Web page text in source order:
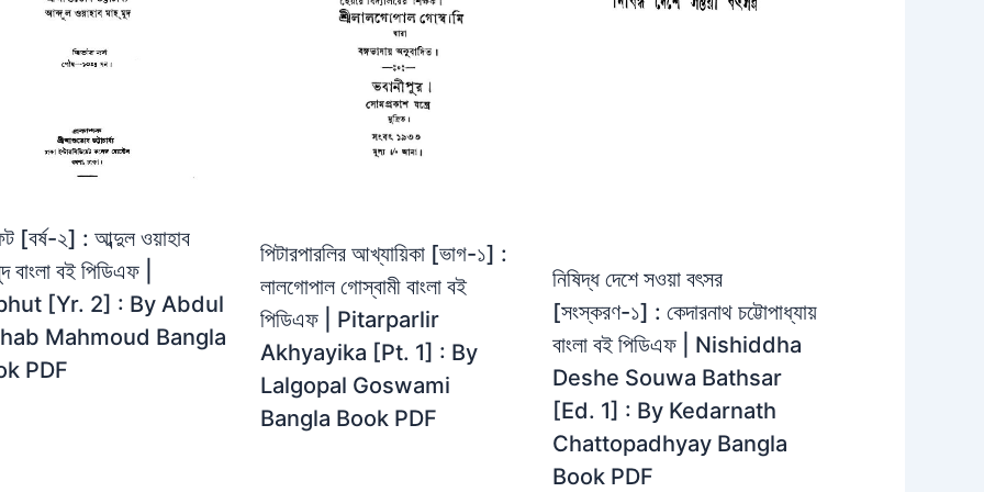
[বর্ষ-২] : আব্দুল ওয়াহাব
বাংলা বই পিডিএফ |
[Yr. 2] : By Abdul
Mahmoud Bangla
PDF
পিটারপারলির আখ্যায়িকা [ভাগ-১] :
লালগোপাল গোস্বামী বাংলা বই
পিডিএফ | Pitarparlir
Akhyayika [Pt. 1] : By
Lalgopal Goswami
Bangla Book PDF
নিষিদ্ধ দেশে সওয়া বৎসর
[সংস্করণ-১] : কেদারনাথ চট্টোপাধ্যায়
বাংলা বই পিডিএফ | Nishiddha
Deshe Souwa Bathsar
[Ed. 1] : By Kedarnath
Chattopadhyay Bangla
Book PDF